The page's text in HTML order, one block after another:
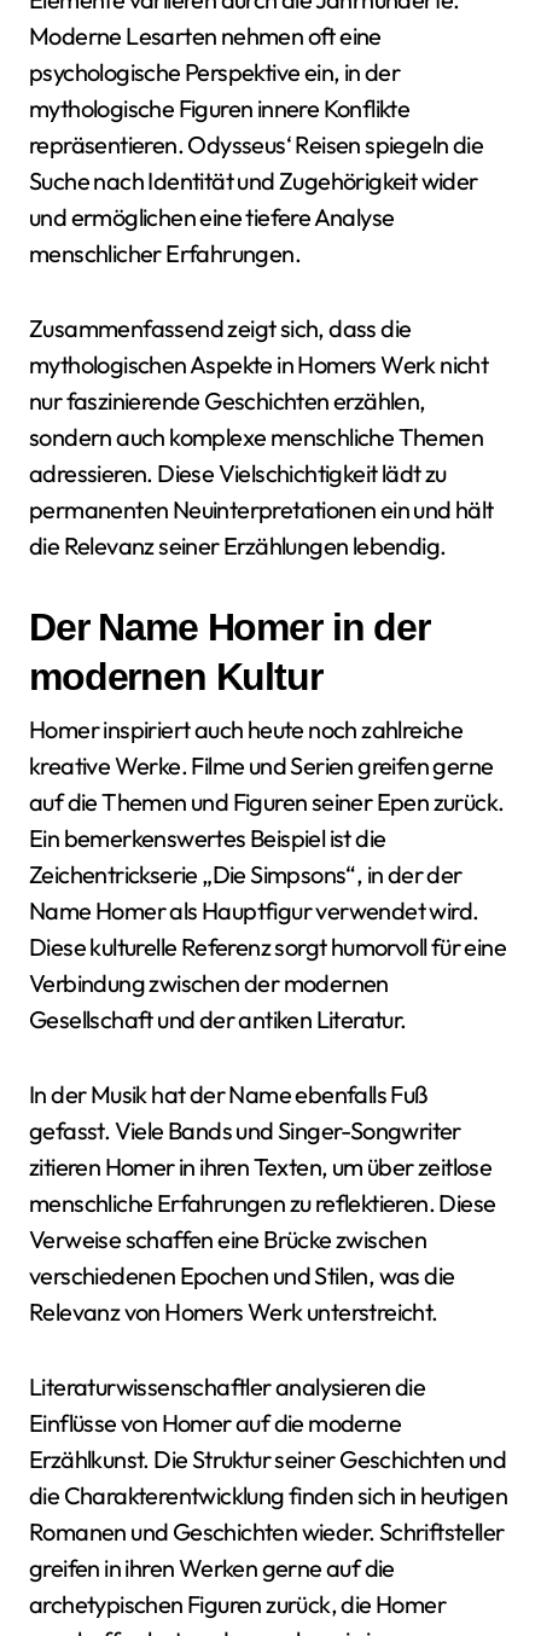
Moderne Lesarten nehmen oft eine
psychologische Perspektive ein, in der
mythologische Figuren innere Konflikte
repräsentieren. Odysseus‘ Reisen spiegeln die
Suche nach Identität und Zugehörigkeit wider
und ermöglichen eine tiefere Analyse
menschlicher Erfahrungen.
Zusammenfassend zeigt sich, dass die
mythologischen Aspekte in Homers Werk nicht
nur faszinierende Geschichten erzählen,
sondern auch komplexe menschliche Themen
adressieren. Diese Vielschichtigkeit lädt zu
permanenten Neuinterpretationen ein und hält
die Relevanz seiner Erzählungen lebendig.
Der Name Homer in der
modernen Kultur
Homer inspiriert auch heute noch zahlreiche
kreative Werke. Filme und Serien greifen gerne
auf die Themen und Figuren seiner Epen zurück.
Ein bemerkenswertes Beispiel ist die
Zeichentrickserie „Die Simpsons“, in der der
Name Homer als Hauptfigur verwendet wird.
Diese kulturelle Referenz sorgt humorvoll für eine
Verbindung zwischen der modernen
Gesellschaft und der antiken Literatur.
In der Musik hat der Name ebenfalls Fuß
gefasst. Viele Bands und Singer-Songwriter
zitieren Homer in ihren Texten, um über zeitlose
menschliche Erfahrungen zu reflektieren. Diese
Verweise schaffen eine Brücke zwischen
verschiedenen Epochen und Stilen, was die
Relevanz von Homers Werk unterstreicht.
Literaturwissenschaftler analysieren die
Einflüsse von Homer auf die moderne
Erzählkunst. Die Struktur seiner Geschichten und
die Charakterentwicklung finden sich in heutigen
Romanen und Geschichten wieder. Schriftsteller
greifen in ihren Werken gerne auf die
archetypischen Figuren zurück, die Homer